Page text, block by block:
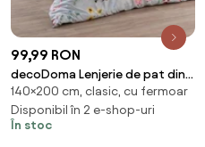
99,99 RON
decoDoma Lenjerie de pat din
microfibră VERDA pat simplu
140×200 cm, clasic, cu fermoar
Disponibil în 2 e-shop-uri
În stoc